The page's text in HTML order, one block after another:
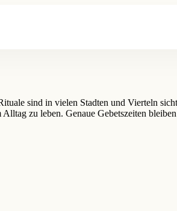
sind in vielen Stadten und Vierteln
zu leben. Genaue Gebetszeiten